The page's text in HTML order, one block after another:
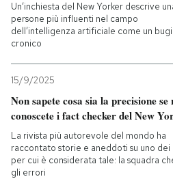
PODCAST
NEWSLETTER
I MIEI PREFERITI
SHOP
Un’inchiesta del New Yorker descrive
persone più influenti nel campo
dell’intelligenza artificiale come un
cronico
15/9/2025
Non sapete cosa sia la precisione se
conoscete i fact checker del New
La rivista più autorevole del mondo ha
raccontato storie e aneddoti su uno dei
per cui è considerata tale: la squadra
gli errori